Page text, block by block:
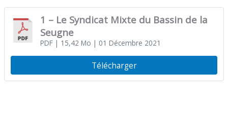
1 – Le Syndicat Mixte du Bassin de la
Seugne
PDF| 15,42 Mo | 01 Décembre 2021
Télécharger